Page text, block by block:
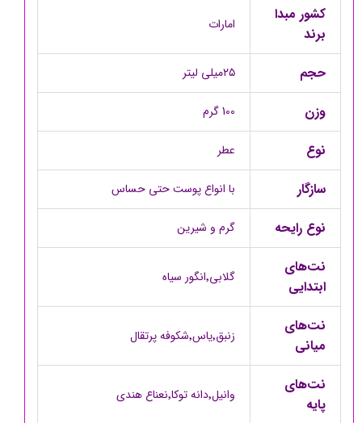
کشور مبدا
برند
امارات
حجم ۲۵میلی لیتر
وزن 100 گرم
نوع عطر
سازگار با انواع پوست حتی حساس
نوع رایحه گرم و شیرین
نت‌های
ابتدایی
گلابی٬انگور سیاه
نت‌های
میانی
زنبق٬یاس٬شکوفه پرتقال
نت‌های
پایه
وانیل٬دانه توکا٬نعناع هندی